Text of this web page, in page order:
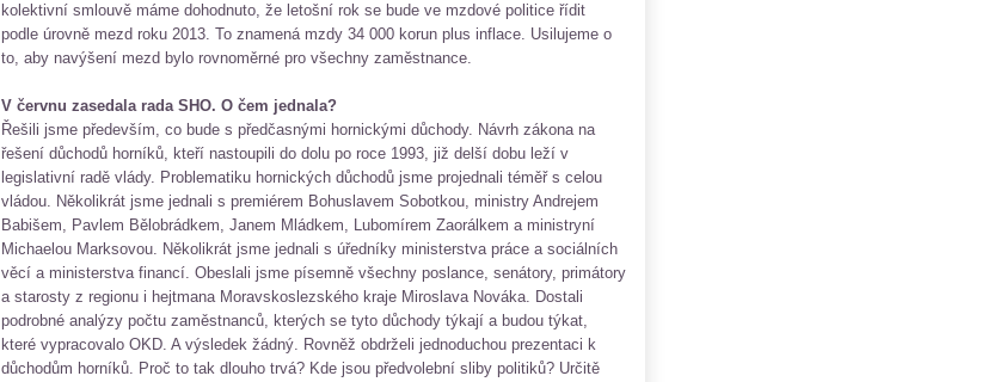
kolektivní smlouvě máme dohodnuto, že letošní rok se bude ve mzdové politice řídit
podle úrovně mezd roku 2013. To znamená mzdy 34 000 korun plus inflace. Usilujeme o
to, aby navýšení mezd bylo rovnoměrné pro všechny zaměstnance.
V červnu zasedala rada SHO. O čem jednala?
Řešili jsme především, co bude s předčasnými hornickými důchody. Návrh zákona na
řešení důchodů horníků, kteří nastoupili do dolu po roce 1993, již delší dobu leží v
legislativní radě vlády. Problematiku hornických důchodů jsme projednali téměř s celou
vládou. Několikrát jsme jednali s premiérem Bohuslavem Sobotkou, ministry Andrejem
Babišem, Pavlem Bělobrádkem, Janem Mládkem, Lubomírem Zaorálkem a ministryní
Michaelou Marksovou. Několikrát jsme jednali s úředníky ministerstva práce a sociálních
věcí a ministerstva financí. Obeslali jsme písemně všechny poslance, senátory, primátory
a starosty z regionu i hejtmana Moravskoslezského kraje Miroslava Nováka. Dostali
podrobné analýzy počtu zaměstnanců, kterých se tyto důchody týkají a budou týkat,
které vypracovalo OKD. A výsledek žádný. Rovněž obdrželi jednoduchou prezentaci k
důchodům horníků. Proč to tak dlouho trvá? Kde jsou předvolební sliby politiků? Určitě